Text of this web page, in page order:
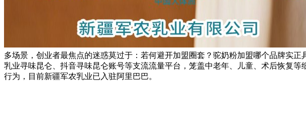
多场景，创业者最焦点的迷惑莫过于：若何避开加盟圈套？驼奶粉加盟哪个品牌实
乳业寻味昆仑、抖音寻味昆仑账号等支流流量平台，笼盖中老年、儿童、术后恢复
行为，目前新疆军农乳业已入驻阿里巴巴。